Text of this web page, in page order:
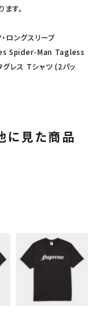
す。
ロングスリーブ
Spider-Man Tagless
レス Tシャツ (2パッ
に見た商品